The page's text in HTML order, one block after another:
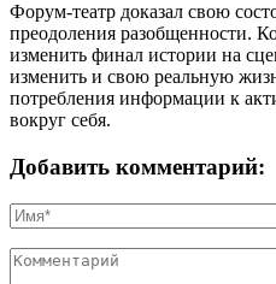
Форум-театр доказал свою
преодоления разобщенности.
изменить финал истории на
изменить и свою реальную
потребления информации к
вокруг себя.
Добавить комментарий: